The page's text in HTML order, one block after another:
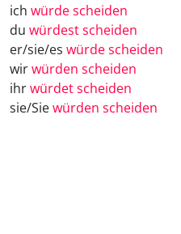
ich würde scheiden
du würdest scheiden
er/sie/es würde scheiden
wirwürden scheiden
ihrwürdet scheiden
sie/Siewürden scheiden